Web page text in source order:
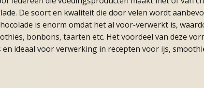
De soort en kwaliteit die door velen wordt
is enorm omdat het al voor-verwerkt is,
bonbons, taarten etc. Het voordeel van deze
ideaal voor verwerking in recepten voor ijs,